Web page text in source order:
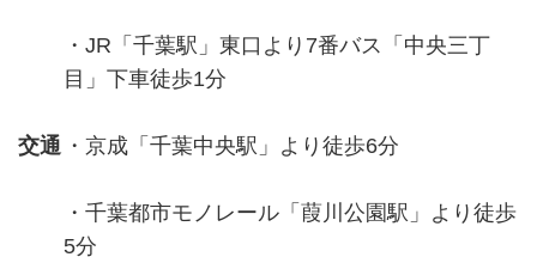
交通
・JR「千葉駅」東口より7番バス「中央三丁
目」下車徒歩1分
・京成「千葉中央駅」より徒歩6分
・千葉都市モノレール「葭川公園駅」より徒歩
5分